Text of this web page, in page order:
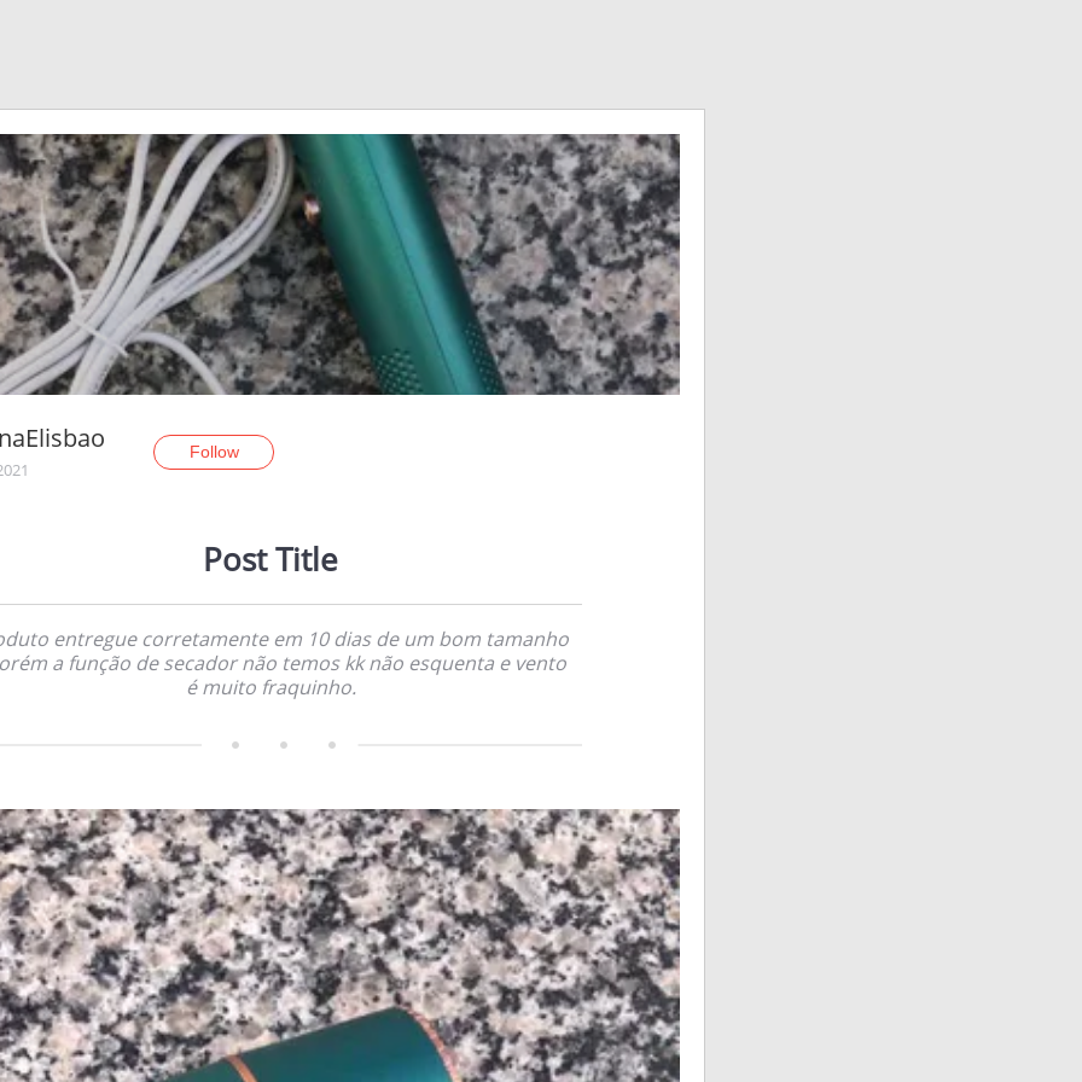
Follow
Post Title
entregue corretamente em 10 dias de um bom tamanho
a função de secador não temos kk não esquenta e vento
é muito fraquinho.